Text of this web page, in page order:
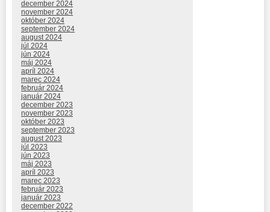
december 2024
november 2024
október 2024
september 2024
august 2024
júl 2024
jún 2024
máj 2024
apríl 2024
marec 2024
február 2024
január 2024
december 2023
november 2023
október 2023
september 2023
august 2023
júl 2023
jún 2023
máj 2023
apríl 2023
marec 2023
február 2023
január 2023
december 2022